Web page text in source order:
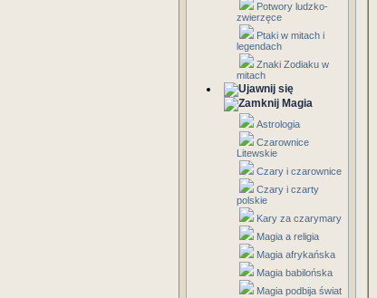
Potwory ludzko-
zwierzęce
Ptaki w mitach i
legendach
Znaki Zodiaku w
mitach
Magia
Astrologia
Czarownice
Litewskie
Czary i czarownice
Czary i czarty
polskie
Kary za czarymary
Magia a religia
Magia afrykańska
Magia babilońska
Magia podbija świat